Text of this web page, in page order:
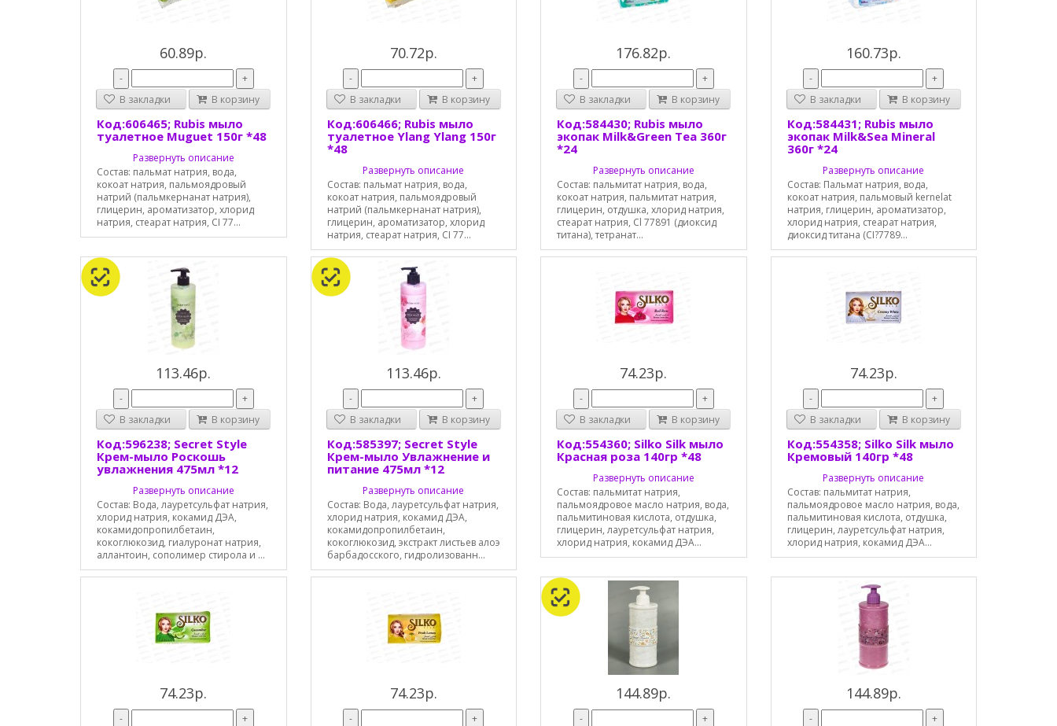
60.89р.
-
+
В закладки
В корзину
Код:606465; Rubis мыло
туалетное Muguet 150г *48
Развернуть описание
Состав: пальмат натрия, вода,
кокоат натрия, пальмоядровый
натрий (пальмкернанат натрия),
глицерин, ароматизатор, хлорид
натрия, стеарат натрия, CI 77...
70.72р.
-
+
В закладки
В корзину
Код:606466; Rubis мыло
туалетное Ylang Ylang 150г
*48
Развернуть описание
Состав: пальмат натрия, вода,
кокоат натрия, пальмоядровый
натрий (пальмкернанат натрия),
глицерин, ароматизатор, хлорид
натрия, стеарат натрия, CI 77...
176.82р.
-
+
В закладки
В корзину
Код:584430; Rubis мыло
экопак Milk&Green Tea 360г
*24
Развернуть описание
Состав: пальмитат натрия, вода,
кокоат натрия, пальмитат натрия,
глицерин, отдушка, хлорид натрия,
стеарат натрия, Cl 77891 (диоксид
титана), тетранат...
160.73р.
-
+
В закладки
В корзину
Код:584431; Rubis мыло
экопак Milk&Sea Mineral
360г *24
Развернуть описание
Состав: Пальмат натрия, вода,
кокоат натрия, пальмовый kernelat
натрия, глицерин, ароматизатор,
хлорид натрия, стеарат натрия,
диоксид титана (CI?7789...
113.46р.
-
+
В закладки
В корзину
Код:596238; Secret Style
Крем-мыло Роскошь
увлажнения 475мл *12
Развернуть описание
Состав: Вода, лауретсульфат натрия,
хлорид натрия, кокамид ДЭА,
кокамидопропилбетаин,
кокоглюкозид, гиалуронат натрия,
аллантоин, сополимер стирола и ...
113.46р.
-
+
В закладки
В корзину
Код:585397; Secret Style
Крем-мыло Увлажнение и
питание 475мл *12
Развернуть описание
Состав: Вода, лауретсульфат натрия,
хлорид натрия, кокамид ДЭА,
кокамидопропилбетаин,
кокоглюкозид, экстракт листьев алоэ
барбадосского, гидролизованн...
74.23р.
-
+
В закладки
В корзину
Код:554360; Silko Silk мыло
Красная роза 140гр *48
Развернуть описание
Состав: пальмитат натрия,
пальмоядровое масло натрия, вода,
пальмитиновая кислота, отдушка,
глицерин, лауретсульфат натрия,
хлорид натрия, кокамид ДЭА...
74.23р.
-
+
В закладки
В корзину
Код:554358; Silko Silk мыло
Кремовый 140гр *48
Развернуть описание
Состав: пальмитат натрия,
пальмоядровое масло натрия, вода,
пальмитиновая кислота, отдушка,
глицерин, лауретсульфат натрия,
хлорид натрия, кокамид ДЭА...
74.23р.
-
+
74.23р.
-
+
144.89р.
-
+
144.89р.
-
+